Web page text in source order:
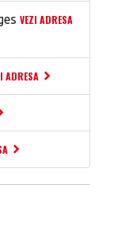
VEZI ADRESA
ADRESA